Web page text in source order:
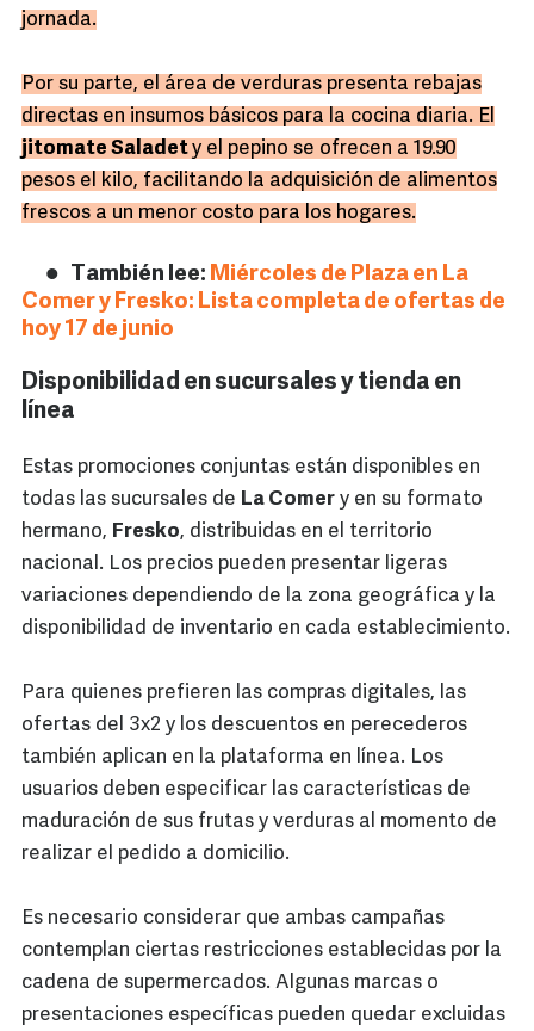
jornada.
Por su parte, el área de verduras presenta rebajas
directas en insumos básicos para la cocina diaria. El
jitomate Saladety el pepino se ofrecen a 19.90
pesos el kilo, facilitando la adquisición de alimentos
frescos a un menor costo para los hogares.
También lee: Miércoles de Plaza en La
Comer y Fresko: Lista completa de ofertas de
hoy 17 de junio
Disponibilidad en sucursales y tienda en
línea
Estas promociones conjuntas están disponibles en
todas las sucursales de La Comer y en su formato
hermano, Fresko, distribuidas en el territorio
nacional. Los precios pueden presentar ligeras
variaciones dependiendo de la zona geográfica y la
disponibilidad de inventario en cada establecimiento.
Para quienes prefieren las compras digitales, las
ofertas del 3x2 y los descuentos en perecederos
también aplican en la plataforma en línea. Los
usuarios deben especificar las características de
maduración de sus frutas y verduras al momento de
realizar el pedido a domicilio.
Es necesario considerar que ambas campañas
contemplan ciertas restricciones establecidas por la
cadena de supermercados. Algunas marcas o
presentaciones específicas pueden quedar excluidas